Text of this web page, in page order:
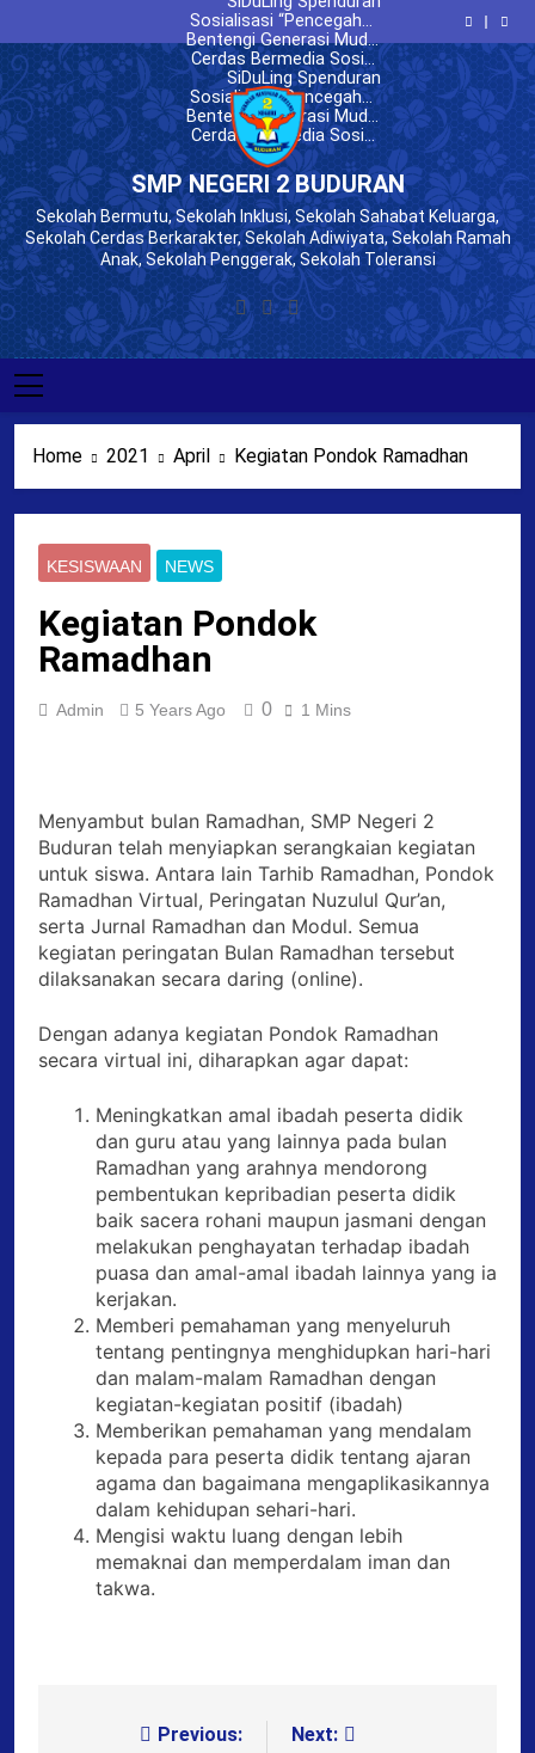
to
content
MPLS SMPN 2 Buduran
Perundungan” pada MPLS
SMPN 2 Buduran
Bentengi Generasi Muda,
BNN Sidoarjo Beri
Penyuluhan “Bahaya NAPZA”
pada MPLS SMPN 2 Buduran
Cerdas Bermedia Sosial,
BLSDM Komdigi Beri
Penyuluhan Literasi Digital di
MPLS SMPN 2 Buduran
SiDuLing Spenduran
Sosialisasi “Pencegahan
Perundungan” pada MPLS
SMPN 2 Buduran
Bentengi Generasi Muda,
BNN Sidoarjo Beri
Penyuluhan “Bahaya NAPZA”
pada MPLS SMPN 2 Buduran
Cerdas Bermedia Sosial,
BLSDM Komdigi Beri
Penyuluhan Literasi Digital di
MPLS SMPN 2 Buduran
SMP NEGERI 2 BUDURAN
Sekolah Bermutu, Sekolah Inklusi, Sekolah Sahabat Keluarga,
Sekolah Cerdas Berkarakter, Sekolah Adiwiyata, Sekolah Ramah
Anak, Sekolah Penggerak, Sekolah Toleransi
Home 2021 April Kegiatan Pondok Ramadhan
KESISWAAN NEWS
Kegiatan Pondok
Ramadhan
Admin 5 Years Ago 0 1 Mins
Menyambut bulan Ramadhan, SMP Negeri 2
Buduran telah menyiapkan serangkaian kegiatan
untuk siswa. Antara lain Tarhib Ramadhan, Pondok
Ramadhan Virtual, Peringatan Nuzulul Qur’an,
serta Jurnal Ramadhan dan Modul. Semua
kegiatan peringatan Bulan Ramadhan tersebut
dilaksanakan secara daring (online).
Dengan adanya kegiatan Pondok Ramadhan
secara virtual ini, diharapkan agar dapat:
Meningkatkan amal ibadah peserta didik
dan guru atau yang lainnya pada bulan
Ramadhan yang arahnya mendorong
pembentukan kepribadian peserta didik
baik sacera rohani maupun jasmani dengan
melakukan penghayatan terhadap ibadah
puasa dan amal-amal ibadah lainnya yang ia
kerjakan.
Memberi pemahaman yang menyeluruh
tentang pentingnya menghidupkan hari-hari
dan malam-malam Ramadhan dengan
kegiatan-kegiatan positif (ibadah)
Memberikan pemahaman yang mendalam
kepada para peserta didik tentang ajaran
agama dan bagaimana mengaplikasikannya
dalam kehidupan sehari-hari.
Mengisi waktu luang dengan lebih
memaknai dan memperdalam iman dan
takwa.
Previous:
Next: